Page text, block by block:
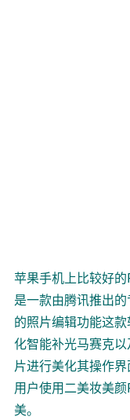
苹果手机上比较好
是一款由腾讯推出
的照片编辑功能这
化智能补光马赛克
片进行美化其操作
用户使用二美妆美
美。